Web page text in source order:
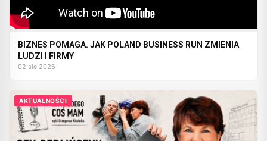
BIZNES POMAGA. JAK POLAND BUSINESS RUN ZMIENIA
LUDZI I FIRMY
02 sie 2026
AKTUALNOŚCI